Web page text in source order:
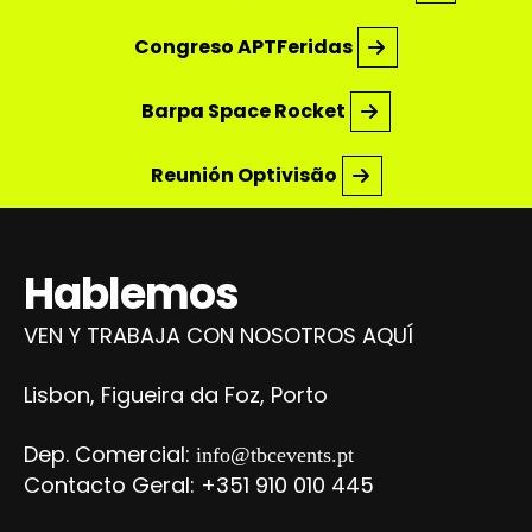
Congreso APTFeridas
Barpa Space Rocket
Reunión Optivisão
Hablemos
VEN Y TRABAJA CON NOSOTROS AQUÍ
Lisbon, Figueira da Foz, Porto
Dep. Comercial: info@tbcevents.pt
Contacto Geral: +351 910 010 445